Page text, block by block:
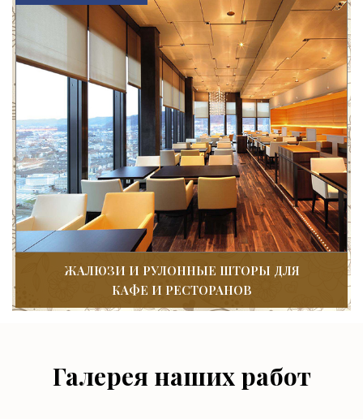
ЖАЛЮЗИ И РУЛОННЫЕ ШТОРЫ ДЛЯ
КАФЕ И РЕСТОРАНОВ
Галерея наших работ